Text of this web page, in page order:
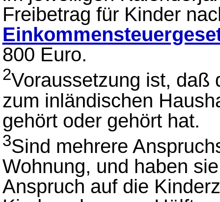
Freibetrag für Kinder
800 Euro.
2Voraussetzung ist, daß
zum inländischen
gehört oder gehört hat.
3Sind mehrere
Wohnung, und haben
Anspruch auf die